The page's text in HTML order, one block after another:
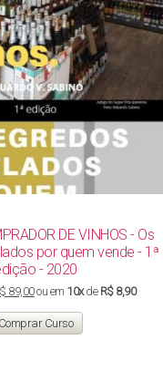
DE VINHOS - Os
por quem vende - 1ª
- 2020
129,90.
89,00O
atual
é:
R$ 89,00.
ou em 10xde R$ 8,90
Comprar Curso